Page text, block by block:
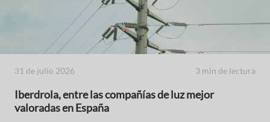
31 de julio 2026 3 min de lectura
Iberdrola, entre las compañías de luz mejor
valoradas en España